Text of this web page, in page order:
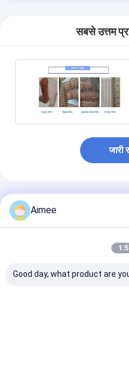
सबसे उत्तम
जारी
अनुशंसित उत्पाद
Aimee
Good day, what product are